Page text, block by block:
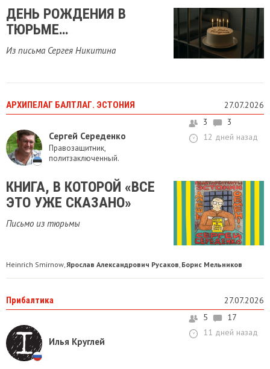
ДЕНЬ РОЖДЕНИЯ В
ТЮРЬМЕ…
Из письма Сергея Никитина
АРХИПЕЛАГ БАЛТЛАГ. ЭСТОНИЯ 27.07.2026
Сергей Середенко
Правозащитник,
политзаключенный.
3
3
12 дней назад
КНИГА, В КОТОРОЙ «ВСЕ
ЭТО УЖЕ СКАЗАНО»
Письмо из тюрьмы
Heinrich Smirnow Ярослав Александрович Русаков Борис Мельников
Прибалтика 27.07.2026
Илья Круглей
5
17
11 дней назад